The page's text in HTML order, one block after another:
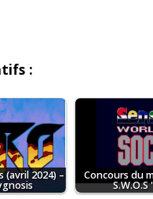
:
(avril 2024) – Concours du